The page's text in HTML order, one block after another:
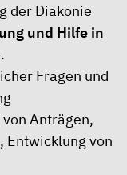
der Diakonie
und Hilfe in
Fragen und
Anträgen,
Entwicklung von